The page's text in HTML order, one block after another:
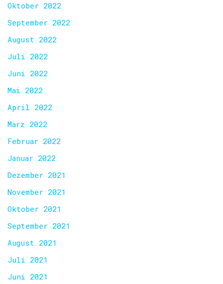
Oktober 2022
September 2022
August 2022
Juli 2022
Juni 2022
Mai 2022
April 2022
März 2022
Februar 2022
Januar 2022
Dezember 2021
November 2021
Oktober 2021
September 2021
August 2021
Juli 2021
Juni 2021